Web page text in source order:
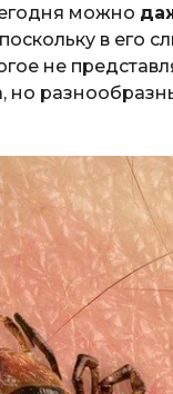
можно
в его
не
но